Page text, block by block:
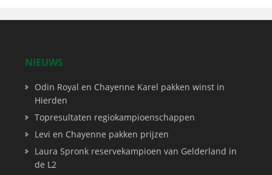
NIEUWS
Odin Royal en Chayenne Karel pakken winst in
Hierden
Topresultaten regiokampioenschappen
Levi en Chayenne pakken prijzen
Laura Spronk reservekampioen van Gelderland in
de L2